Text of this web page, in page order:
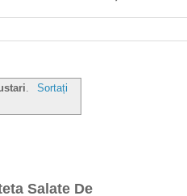
.
Sortați
Salate De